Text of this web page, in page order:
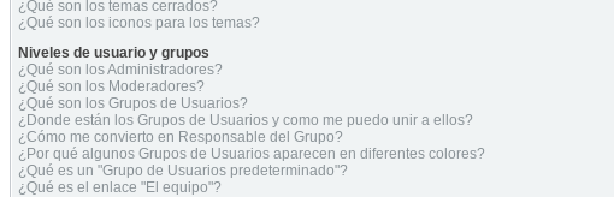
¿Qué son los temas cerrados?
¿Qué son los iconos para los temas?
Niveles de usuario y grupos
¿Qué son los Administradores?
¿Qué son los Moderadores?
¿Qué son los Grupos de Usuarios?
¿Donde están los Grupos de Usuarios y como me puedo unir a ellos?
¿Cómo me convierto en Responsable del Grupo?
¿Por qué algunos Grupos de Usuarios aparecen en diferentes colores?
¿Qué es un "Grupo de Usuarios predeterminado"?
¿Qué es el enlace "El equipo"?